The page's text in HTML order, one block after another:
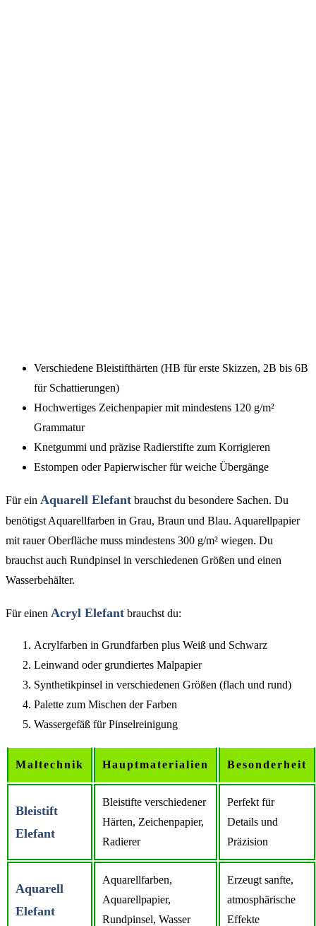
Verschiedene Bleistifthärten (HB für erste Skizzen, 2B bis 6B
für Schattierungen)
Hochwertiges Zeichenpapier mit mindestens 120 g/m²
Grammatur
Knetgummi und präzise Radierstifte zum Korrigieren
Estompen oder Papierwischer für weiche Übergänge
Für ein Aquarell Elefant brauchst du besondere Sachen. Du
benötigst Aquarellfarben in Grau, Braun und Blau. Aquarellpapier
mit rauer Oberfläche muss mindestens 300 g/m² wiegen. Du
brauchst auch Rundpinsel in verschiedenen Größen und einen
Wasserbehälter.
Für einen Acryl Elefant brauchst du:
Acrylfarben in Grundfarben plus Weiß und Schwarz
Leinwand oder grundiertes Malpapier
Synthetikpinsel in verschiedenen Größen (flach und rund)
Palette zum Mischen der Farben
Wassergefäß für Pinselreinigung
Maltechnik Hauptmaterialien Besonderheit
Bleistift
Elefant
Bleistifte verschiedener
Härten, Zeichenpapier,
Radierer
Perfekt für
Details und
Präzision
Aquarell
Elefant
Aquarellfarben,
Aquarellpapier,
Rundpinsel, Wasser
Erzeugt sanfte,
atmosphärische
Effekte